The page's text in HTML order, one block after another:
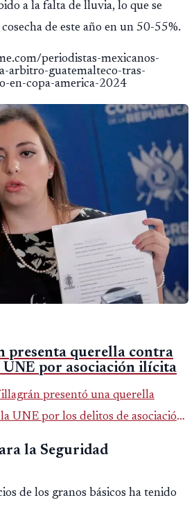
a la falta de lluvia, lo que se
de este año en un 50-55%.
periodistas-mexicanos-
arbitro-guatemalteco-tras-
en-copa-america-2024
presenta querella contra
UNE por asociación ilícita
presentó una querella
UNE por los delitos de asociación
la Seguridad
de los granos básicos ha tenido